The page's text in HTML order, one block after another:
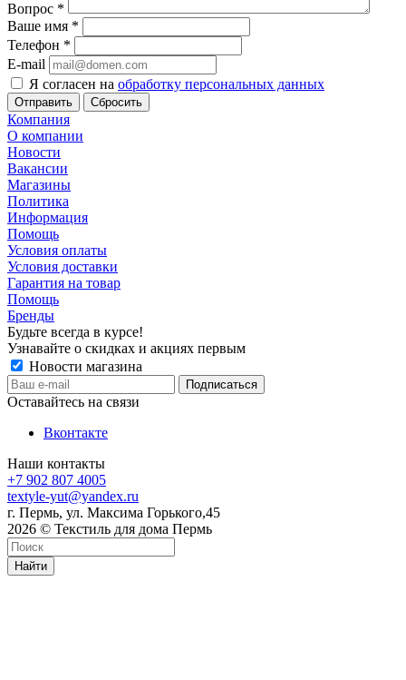
Вопрос *
Ваше имя *
Телефон *
E-mail
Я согласен на обработку персональных данных
Сбросить
Компания
О компании
Новости
Вакансии
Магазины
Политика
Информация
Помощь
Условия оплаты
Условия доставки
Гарантия на товар
Помощь
Бренды
Будьте всегда в курсе!
Узнавайте о скидках и акциях первым
Новости магазина
Оставайтесь на связи
Вконтакте
Наши контакты
+7 902 807 4005
textyle-yut@yandex.ru
г. Пермь, ул. Максима Горького,45
2026 © Текстиль для дома Пермь
Найти